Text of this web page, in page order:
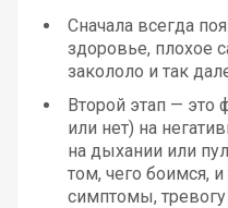
Сначала всегда
здоровье, плохое
закололо и так
Второй этап — это
или нет) на
на дыхании или
том, чего боимся,
симптомы,